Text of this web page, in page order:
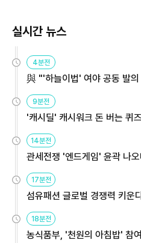
실시간 뉴스
4분전
與 "'하늘이법' 여야 공동 발
9분전
'캐시딜' 캐시워크 돈 버는 퀴
14분전
관세전쟁 '엔드게임' 윤곽 나
17분전
섬유패션 글로벌 경쟁력 키
18분전
농식품부, '천원의 아침밥' 참